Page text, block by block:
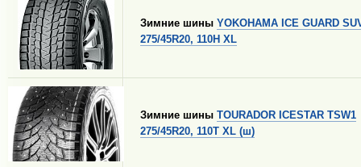
Зимние шины YOKOHAMA ICE GUARD
275/45R20, 110H XL
Зимние шины TOURADOR ICESTAR TSW1
275/45R20, 110T XL (ш)